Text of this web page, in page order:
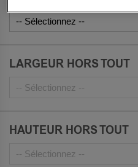
LARGEUR HORS TOUT
HAUTEUR HORS TOUT